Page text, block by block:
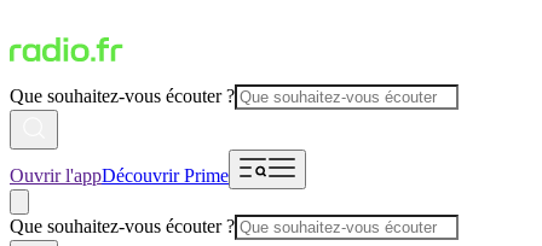
Que souhaitez-vous écouter ?
Ouvrir l'appDécouvrir Prime
Que souhaitez-vous écouter ?